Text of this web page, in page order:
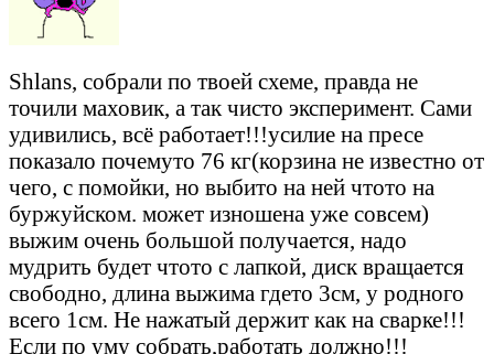
Shlans, собрали по твоей схеме, правда не
точили маховик, а так чисто эксперимент. Сами
удивились, всё работает!!!усилие на пресе
показало почемуто 76 кг(корзина не известно от
чего, с помойки, но выбито на ней чтото на
буржуйском. может изношена уже совсем)
выжим очень большой получается, надо
мудрить будет чтото с лапкой, диск вращается
свободно, длина выжима гдето 3см, у родного
всего 1см. Не нажатый держит как на сварке!!!
Если по уму собрать,работать должно!!!